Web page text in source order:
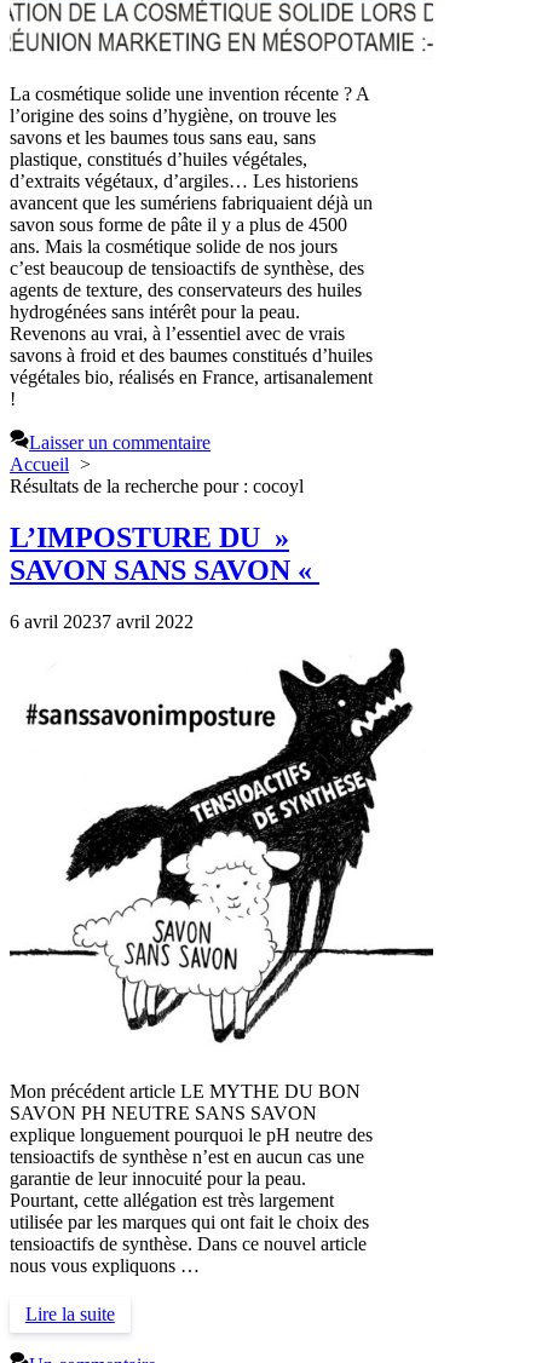
La cosmétique solide une invention récente ? A
l’origine des soins d’hygiène, on trouve les
savons et les baumes tous sans eau, sans
plastique, constitués d’huiles végétales,
d’extraits végétaux, d’argiles… Les historiens
avancent que les sumériens fabriquaient déjà un
savon sous forme de pâte il y a plus de 4500
ans. Mais la cosmétique solide de nos jours
c’est beaucoup de tensioactifs de synthèse, des
agents de texture, des conservateurs des huiles
hydrogénées sans intérêt pour la peau.
Revenons au vrai, à l’essentiel avec de vrais
savons à froid et des baumes constitués d’huiles
végétales bio, réalisés en France, artisanalement
!
Laisser un commentaire
Accueil
Résultats de la recherche pour : cocoyl
L’IMPOSTURE DU »
SAVON SANS SAVON «
6 avril 20237 avril 2022
Mon précédent article LE MYTHE DU BON
SAVON PH NEUTRE SANS SAVON
explique longuement pourquoi le pH neutre des
tensioactifs de synthèse n’est en aucun cas une
garantie de leur innocuité pour la peau.
Pourtant, cette allégation est très largement
utilisée par les marques qui ont fait le choix des
tensioactifs de synthèse. Dans ce nouvel article
nous vous expliquons …
Lire la suite